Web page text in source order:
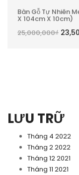
LƯU TRỮ
Tháng 4 2022
Tháng 2 2022
Tháng 12 2021
Tháng 11 2021
Bàn Gỗ Tự Nhiên
X 104cm X 10cm)
25,000,000₫